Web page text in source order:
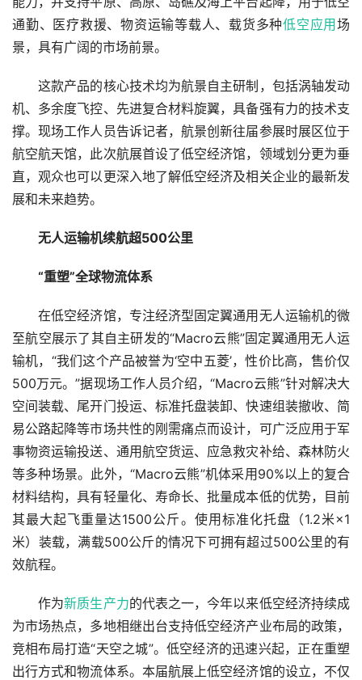
通勤、医疗救援、物资运输等载人、载货多种低空应用 场
景，具有广阔的市场前景。
这款产品的核心技术均为航景自主研制，包括涡轴发动
机、多余度飞控、先进复合材料旋翼，具备强有力的技术支
撑。现场工作人员告诉记者，航景创新往届参展时展区位于
航空航天馆，此次航展首设了低空经济馆，领域划分更为垂
直，观众也可以更深入地了解低空经济及相关企业的最新发
展和未来趋势。
无人运输机续航超500公里
“重塑”全球物流体系
在低空经济馆，专注经济型固定翼通用无人运输机的微
至航空展示了其自主研发的“Macro云熊”固定翼通用无人运
输机，“我们这个产品被誉为‘空中五菱’，性价比高，售价仅
500万元。”据现场工作人员介绍，“Macro云熊”针对解决大
空间装载、尾开门投运、标准托盘装卸、快速组装撤收、简
易公路起降等市场共性的刚需痛点而设计，可广泛应用于军
事物资运输投送、通用航空货运、应急救灾补给、森林防火
等多种场景。此外，“Macro云熊”机体采用90%以上的复合
材料结构，具有轻量化、寿命长、批量成本低的优势，目前
其最大起飞重量达1500公斤。使用标准化托盘（1.2米×1
米）装载，满载500公斤的情况下可拥有超过500公里的有
效航程。
作为新质生产力的代表之一，今年以来低空经济持续成
为市场热点，多地相继出台支持低空经济产业布局的政策，
竞相布局打造“天空之城”。低空经济的迅速兴起，正在重塑
出行方式和物流体系。本届航展上低空经济馆的设立，不仅